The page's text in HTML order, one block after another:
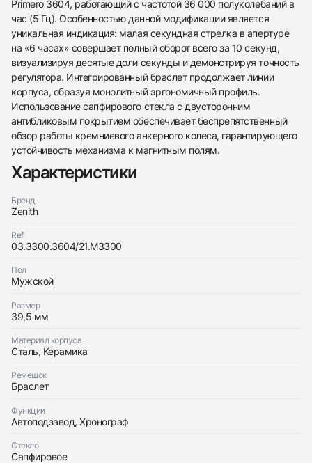
438
285
145
142
205
204
195
150
6
Primero 3604, работающий с частотой 36 000 полуколебаний в
час (5 Гц). Особенностью данной модификации является
уникальная индикация: малая секундная стрелка в апертуре
на «6 часах» совершает полный оборот всего за 10 секунд,
визуализируя десятые доли секунды и демонстрируя точность
регулятора. Интегрированный браслет продолжает линии
корпуса, образуя монолитный эргономичный профиль.
Использование сапфирового стекла с двусторонним
антибликовым покрытием обеспечивает беспрепятственный
обзор работы кремниевого анкерного колеса, гарантирующего
устойчивость механизма к магнитным полям.
Характеристики
Бренд
Zenith
Ref
03.3300.3604/21.M3300
Пол
Мужской
Размер
39,5 мм
Материал корпуса
Сталь, Керамика
Ремешок
Браслет
Функции
Автоподзавод, Хронограф
Стекло
Сапфировое
Купить эти часы
Оставьте ваши контактные данные и мы свяжемся
с вами
НовыеКоробка + Документы
$9,800
Трейд-ин часов
Оставьте ваши контактные данные и мы свяжемся